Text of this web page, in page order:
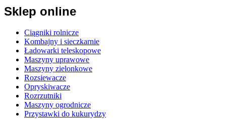
Sklep online
Ciągniki rolnicze
Kombajny i sieczkarnie
Ładowarki teleskopowe
Maszyny uprawowe
Maszyny zielonkowe
Rozsiewacze
Opryskiwacze
Rozrzutniki
Maszyny ogrodnicze
Przystawki do kukurydzy